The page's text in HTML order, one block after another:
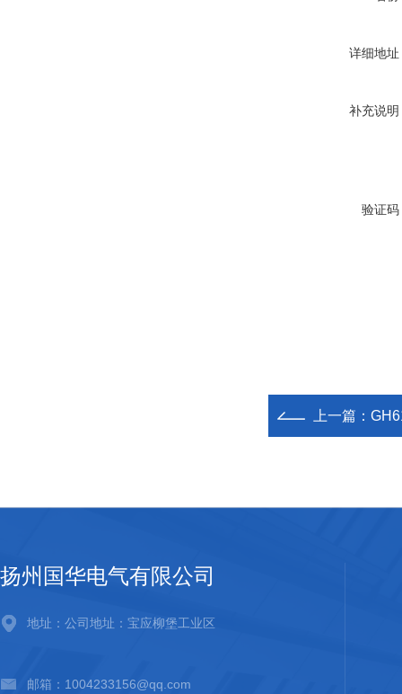
详细地址
补充说明
验证码
上一篇：
扬州国华电气有限公司
地址：公司地址：宝应柳堡工业区
邮箱：1004233156@qq.com